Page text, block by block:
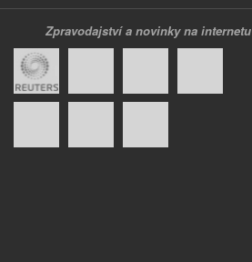
Zpravodajství a novinky na internetu